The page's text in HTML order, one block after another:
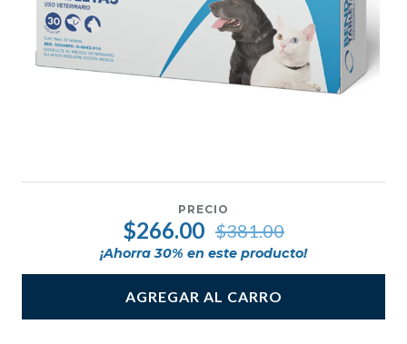
PRECIO
$266.00 $381.00
¡Ahorra30% en este producto!
AGREGAR AL CARRO